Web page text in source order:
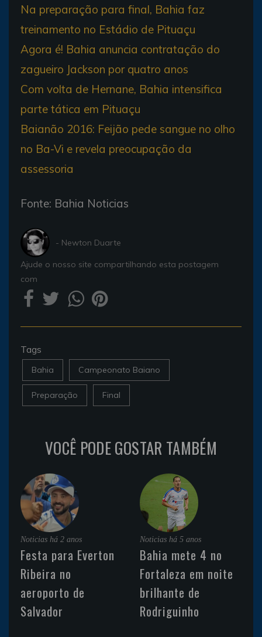
Na preparação para final, Bahia faz
treinamento no Estádio de Pituaçu
Agora é! Bahia anuncia contratação do
zagueiro Jackson por quatro anos
Com volta de Hernane, Bahia intensifica
parte tática em Pituaçu
Baianão 2016: Feijão pede sangue no olho
no Ba-Vi e revela preocupação da
assessoria
Fonte: Bahia Noticias
- Newton Duarte
Ajude o nosso site compartilhando esta postagem
com
Tags
Bahia Campeonato Baiano
Preparação Final
VOCÊ PODE GOSTAR TAMBÉM
Noticias há 2 anos
Festa para Everton
Ribeira no
aeroporto de
Salvador
Noticias há 5 anos
Bahia mete 4 no
Fortaleza em noite
brilhante de
Rodriguinho